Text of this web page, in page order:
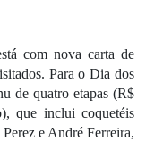
com nova carta de
Para o Dia dos
de quatro etapas (R$
que inclui coquetéis
e André Ferreira,